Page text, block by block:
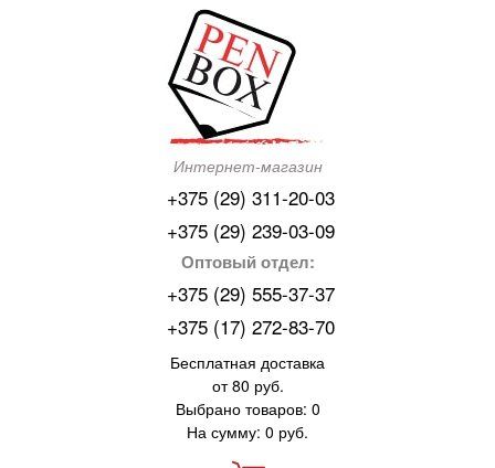
Интернет-магазин
+375 (29) 311-20-03
+375 (29) 239-03-09
Оптовый отдел:
+375 (29) 555-37-37
+375 (17) 272-83-70
Бесплатная доставка
от 80 руб.
Выбрано товаров: 0
На сумму: 0 руб.